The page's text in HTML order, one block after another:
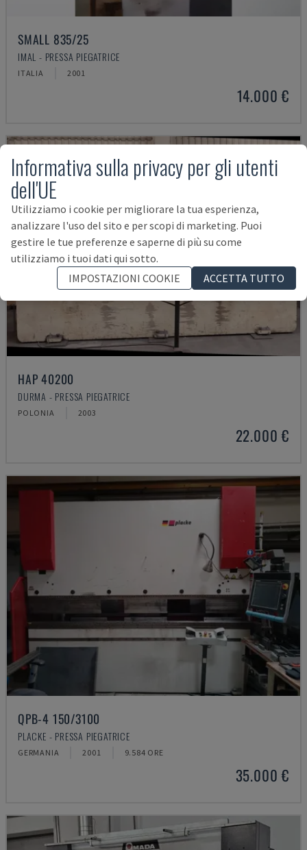
SMALL 835/25
IMAL - PRESSA PIEGATRICE
ITALIA 2001
14.000 €
HAP 40200
DURMA - PRESSA PIEGATRICE
POLONIA 2003
22.000 €
QPB-4 150/3100
PLACKE - PRESSA PIEGATRICE
GERMANIA 2001 9.584 ORE
35.000 €
Informativa sulla privacy per gli utenti
dell'UE
Utilizziamo i cookie per migliorare la tua esperienza,
analizzare l'uso del sito e per scopi di marketing. Puoi
gestire le tue preferenze e saperne di più su come
utilizziamo i tuoi dati qui sotto.
IMPOSTAZIONI COOKIE
ACCETTA TUTTO